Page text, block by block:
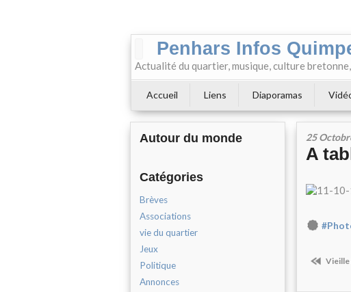
Penhars Infos
Actualité du quartier, musique, culture
Accueil Liens Diaporamas
Autour du monde
Catégories
Brèves
Associations
vie du quartier
Jeux
Politique
Annonces
25
A
Vieille